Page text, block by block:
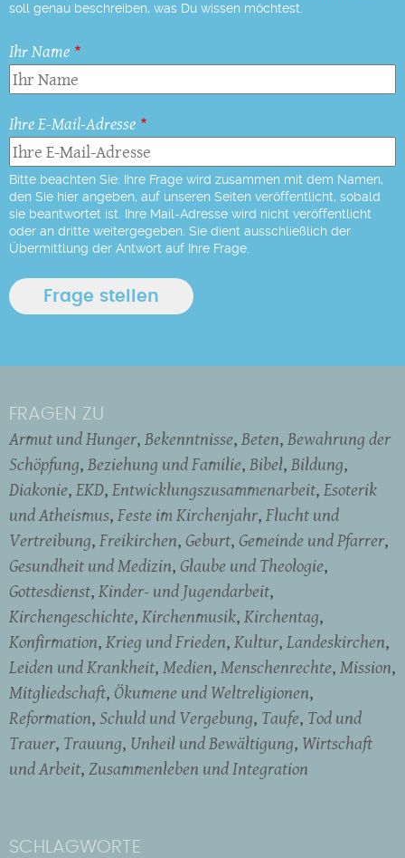
soll genau beschreiben, was Du wissen möchtest.
Ihr Name
Ihre E-Mail-Adresse
Bitte beachten Sie: Ihre Frage wird zusammen mit dem Namen,
den Sie hier angeben, auf unseren Seiten veröffentlicht, sobald
sie beantwortet ist. Ihre Mail-Adresse wird nicht veröffentlicht
oder an dritte weitergegeben. Sie dient ausschließlich der
Übermittlung der Antwort auf Ihre Frage.
FRAGEN ZU
Armut und Hunger Bekenntnisse Beten Bewahrung der
Schöpfung Beziehung und Familie Bibel Bildung
Diakonie EKD Entwicklungszusammenarbeit Esoterik
und Atheismus Feste im Kirchenjahr Flucht und
Vertreibung Freikirchen Geburt Gemeinde und Pfarrer
Gesundheit und Medizin Glaube und Theologie
Gottesdienst Kinder- und Jugendarbeit
Kirchengeschichte Kirchenmusik Kirchentag
Konfirmation Krieg und Frieden Kultur Landeskirchen
Leiden und Krankheit Medien Menschenrechte Mission
Mitgliedschaft Ökumene und Weltreligionen
Reformation Schuld und Vergebung Taufe Tod und
Trauer Trauung Unheil und Bewältigung Wirtschaft
und Arbeit Zusammenleben und Integration
SCHLAGWORTE